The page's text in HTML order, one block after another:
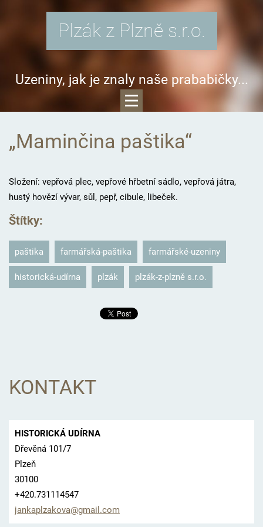
Plzák z Plzně s.r.o.
Uzeniny, jak je znaly naše prababičky...
„Maminčina paštika“
Složení: vepřová plec, vepřové hřbetní sádlo, vepřová játra,
hustý hovězí vývar, sůl, pepř, cibule, libeček.
Štítky:
paštika farmářská-paštika farmářské-uzeniny
historická-udírna plzák plzák-z-plzně s.r.o.
KONTAKT
HISTORICKÁ UDÍRNA
Dřevěná 101/7
Plzeň
30100
+420.731114547
jankaplzakova@gmail.com